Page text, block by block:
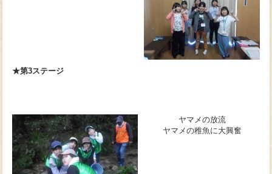
★第3ステージ
ヤマメの放流
ヤマメの稚魚に大興奮